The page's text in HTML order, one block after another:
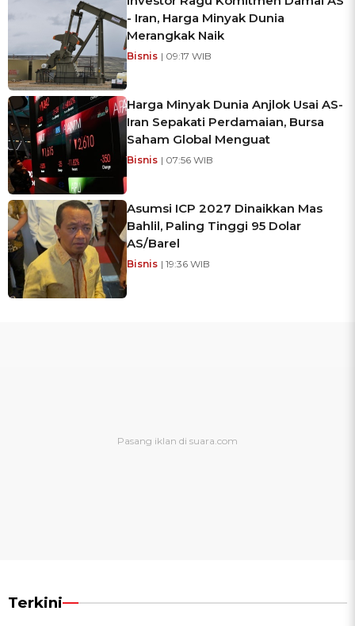
- Iran, Harga Minyak Dunia
Merangkak Naik
Bisnis | 09:17 WIB
Harga Minyak Dunia Anjlok Usai AS-
Iran Sepakati Perdamaian, Bursa
Saham Global Menguat
Bisnis | 07:56 WIB
Asumsi ICP 2027 Dinaikkan Mas
Bahlil, Paling Tinggi 95 Dolar
AS/Barel
Bisnis | 19:36 WIB
Terkini